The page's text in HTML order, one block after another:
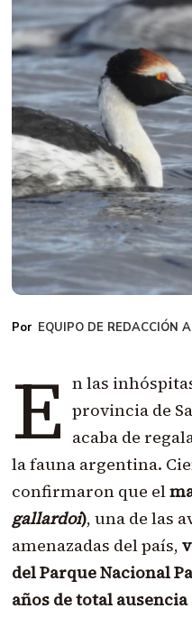
EQUIPO DE REDACCIÓN
E n las
provincia de
acaba de
la fauna argentina.
confirmaron que el
gallardoi), una de las
amenazadas del país,
del Parque Nacional
años de total